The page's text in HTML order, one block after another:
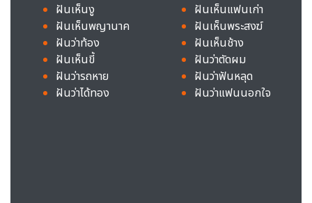
ฝันเห็นงู
ฝันเห็นพญานาค
ฝันว่าท้อง
ฝันเห็นขี้
ฝันว่ารถหาย
ฝันว่าได้ทอง
ฝันเห็นแฟนเก่า
ฝันเห็นพระสงฆ์
ฝันเห็นช้าง
ฝันว่าตัดผม
ฝันว่าฟันหลุด
ฝันว่าแฟนนอกใจ